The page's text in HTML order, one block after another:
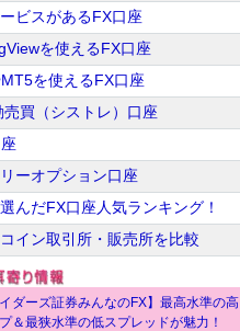
ビスがあるFX口座
を使えるFX口座
を使えるFX口座
売買（シストレ）口座
ーオプション口座
んだFX口座人気ランキング！
イン取引所・販売所を比較
イダーズ証券みんなのFX】最高水準の高
＆最狭水準の低スプレッドが魅力！